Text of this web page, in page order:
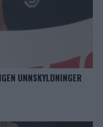
UNNSKYLDNINGER